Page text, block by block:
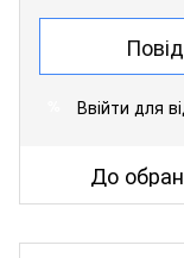
Ввійти для
До